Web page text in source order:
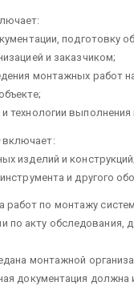
подготовку
и заказчиком;
монтажных работ
тех­нологии
включает:
из­делий и конструкций;
и другого
работ по монтажу
по ак­ту
монтажной
документация